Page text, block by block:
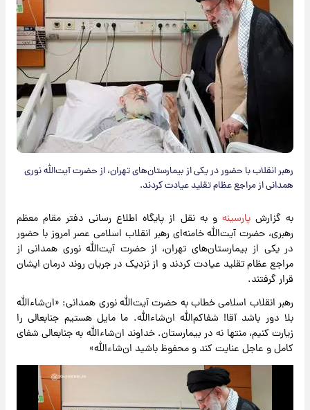
رهبر انقلاب با حضور در یکی از بیمارستان‌های تهران، از حضرت آیت‌الله نوری
همدانی از مراجع عظام تقلید عیادت کردند.
به گزارشپارسینه و به نقل از پایگاه اطلاع رسانی دفتر مقام معظم
رهبری، حضرت آیت‌الله خامنه‌ای رهبر انقلاب اسلامی عصر امروز با حضور
در یکی از بیمارستان‌های تهران، از حضرت آیت‌الله نوری همدانی از
مراجع عظام تقلید عیادت کردند و از نزدیک در جریان روند درمان ایشان
قرار گرفتند.
رهبر انقلاب اسلامی خطاب به حضرت آیت‌الله نوری همدانی: «ان‌شاءالله
بلا دور باشد آقا! شفاکم‌الله ان‌شاءالله. ما مایل هستیم جنابعالی را
زیارت کنیم، منتها نه در بیمارستان. خداوند ان‌شاءالله به جنابعالی شفای
کامل و عاجل عنایت کند و محفوظ باشید ان‌شاءالله»